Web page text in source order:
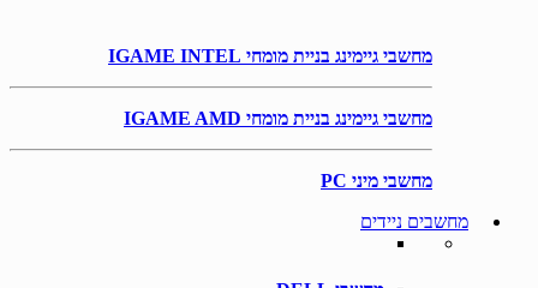
מחשבי גיימינג בניית מומחי IGAME INTEL
מחשבי גיימינג בניית מומחי IGAME AMD
מחשבי מיני PC
מחשבים ניידים